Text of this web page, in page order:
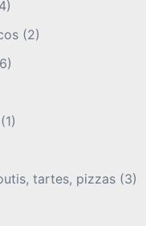
(2)
(1)
tartes, pizzas (3)